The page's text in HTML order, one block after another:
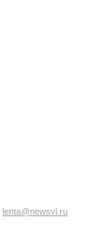
lenta@newsvl.ru